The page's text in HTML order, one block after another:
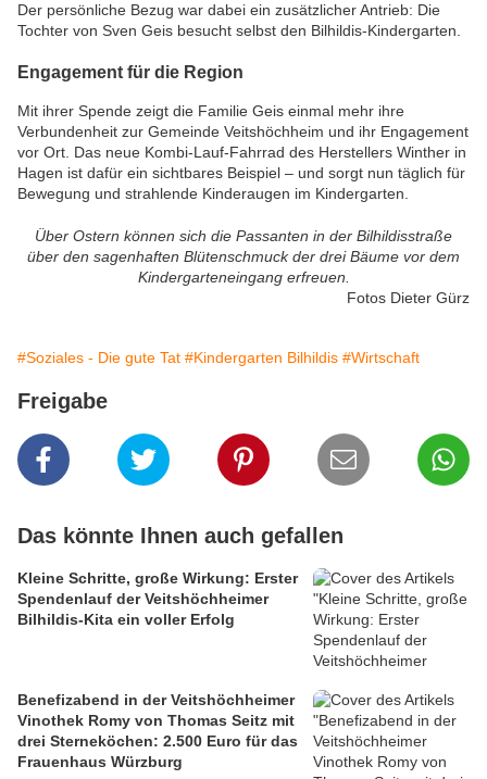
Der persönliche Bezug war dabei ein zusätzlicher Antrieb: Die
Tochter von Sven Geis besucht selbst den Bilhildis-Kindergarten.
Engagement für die Region
Mit ihrer Spende zeigt die Familie Geis einmal mehr ihre
Verbundenheit zur Gemeinde Veitshöchheim und ihr Engagement
vor Ort. Das neue Kombi-Lauf-Fahrrad des Herstellers Winther in
Hagen ist dafür ein sichtbares Beispiel – und sorgt nun täglich für
Bewegung und strahlende Kinderaugen im Kindergarten.
Über Ostern können sich die Passanten in der Bilhildisstraße
über den sagenhaften Blütenschmuck der drei Bäume vor dem
Kindergarteneingang erfreuen.
Fotos Dieter Gürz
#Soziales - Die gute Tat #Kindergarten Bilhildis #Wirtschaft
Freigabe
Das könnte Ihnen auch gefallen
Kleine Schritte, große Wirkung: Erster
Spendenlauf der Veitshöchheimer
Bilhildis-Kita ein voller Erfolg
Benefizabend in der Veitshöchheimer
Vinothek Romy von Thomas Seitz mit
drei Sterneköchen: 2.500 Euro für das
Frauenhaus Würzburg